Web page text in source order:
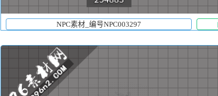
NPC素材_编号NPC003297